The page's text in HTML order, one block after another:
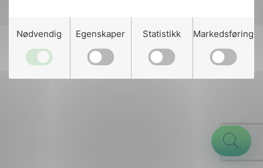
Nødvendig Egenskaper Statistikk Markedsføring